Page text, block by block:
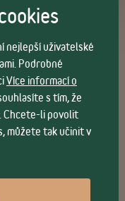
nejlepší uživatelské
Podrobné
Více informací o
s tím, že
Chcete-li povolit
můžete tak učinit v